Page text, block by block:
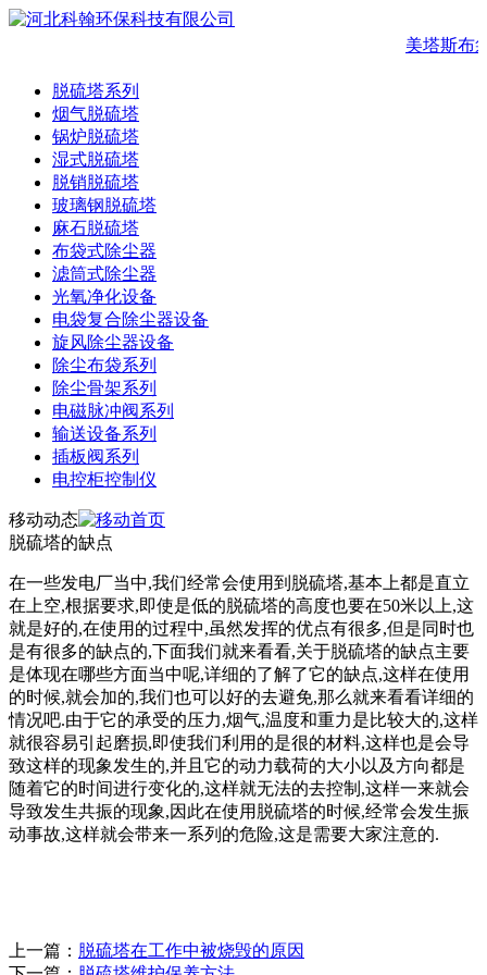
美塔斯布
脱硫塔系列
烟气脱硫塔
锅炉脱硫塔
湿式脱硫塔
脱销脱硫塔
玻璃钢脱硫塔
麻石脱硫塔
布袋式除尘器
滤筒式除尘器
光氧净化设备
电袋复合除尘器设备
旋风除尘器设备
除尘布袋系列
除尘骨架系列
电磁脉冲阀系列
输送设备系列
插板阀系列
电控柜控制仪
移动动态
脱硫塔的缺点
在一些发电厂当中,我们经常会使用到脱硫塔,基本上都是直立
在上空,根据要求,即使是低的脱硫塔的高度也要在50米以上,这
就是好的,在使用的过程中,虽然发挥的优点有很多,但是同时也
是有很多的缺点的,下面我们就来看看,关于脱硫塔的缺点主要
是体现在哪些方面当中呢,详细的了解了它的缺点,这样在使用
的时候,就会加的,我们也可以好的去避免,那么就来看看详细的
情况吧.由于它的承受的压力,烟气,温度和重力是比较大的,这样
就很容易引起磨损,即使我们利用的是很的材料,这样也是会导
致这样的现象发生的,并且它的动力载荷的大小以及方向都是
随着它的时间进行变化的,这样就无法的去控制,这样一来就会
导致发生共振的现象,因此在使用脱硫塔的时候,经常会发生振
动事故,这样就会带来一系列的危险,这是需要大家注意的.
上一篇： 脱硫塔在工作中被烧毁的原因